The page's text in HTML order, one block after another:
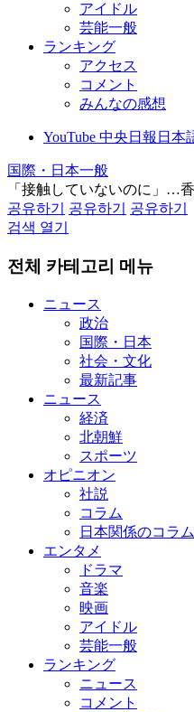
アイドル
芸能一般
ランキング
アクセス
コメント
みんなの感想
YouTube 中央日報日本
国際・日本一般
「接触していないのに」…
공유하기
공유하기
공유하기
검색 열기
전체 카테고리 메뉴
ニュース
政治
国際・日本
社会・文化
最新記事
ニュース
経済
北朝鮮
スポーツ
オピニオン
社説
コラム
日本関係のコラム
エンタメ
ドラマ
音楽
映画
アイドル
芸能一般
ランキング
ニュース
コメント